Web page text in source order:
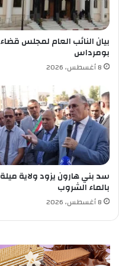
ا
ل
ي
و
م
س
ط
ي
ن
بيان النائب العام لمجلس قضاء
بومرداس
8 أغسطس، 2026
سد بني هارون يزود ولاية ميلة
بالماء الشروب
8 أغسطس، 2026